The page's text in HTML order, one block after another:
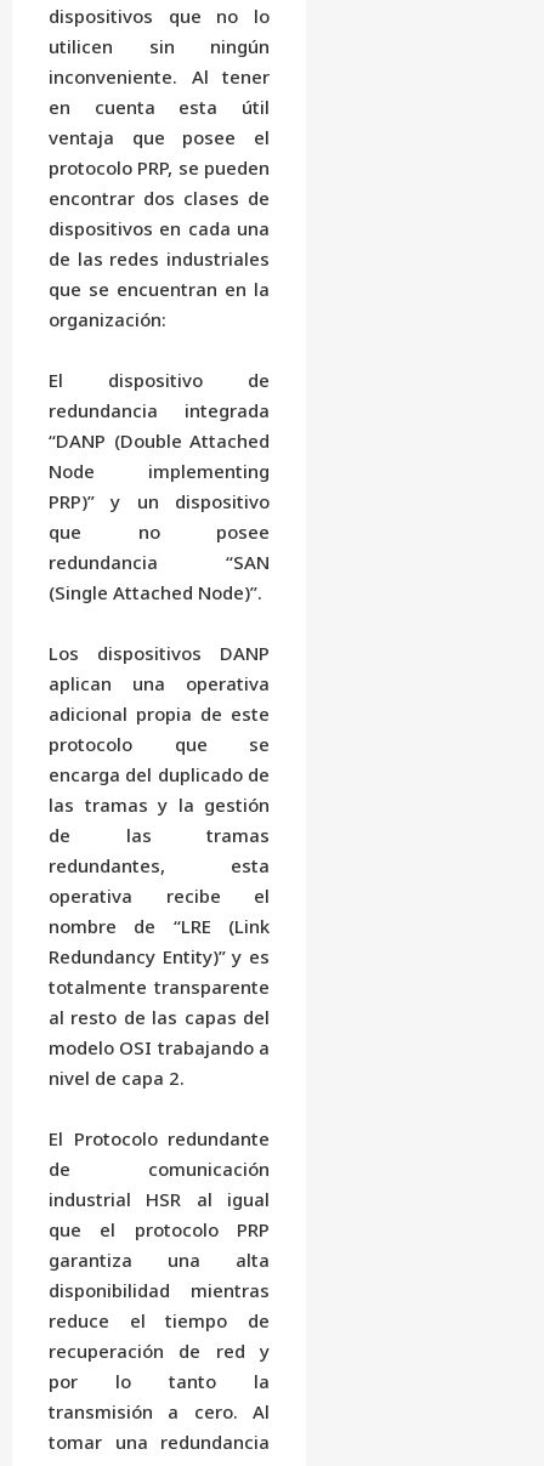
dispositivos que no lo
utilicen sin ningún
inconveniente. Al tener
en cuenta esta útil
ventaja que posee el
protocolo PRP, se pueden
encontrar dos clases de
dispositivos en cada una
de las redes industriales
que se encuentran en la
organización:
El dispositivo de
redundancia integrada
“DANP (Double Attached
Node implementing
PRP)” y un dispositivo
que no posee
redundancia “SAN
(Single Attached Node)”.
Los dispositivos DANP
aplican una operativa
adicional propia de este
protocolo que se
encarga del duplicado de
las tramas y la gestión
de las tramas
redundantes, esta
operativa recibe el
nombre de “LRE (Link
Redundancy Entity)” y es
totalmente transparente
al resto de las capas del
modelo OSI trabajando a
nivel de capa 2.
El Protocolo redundante
de comunicación
industrial HSR al igual
que el protocolo PRP
garantiza una alta
disponibilidad mientras
reduce el tiempo de
recuperación de red y
por lo tanto la
transmisión a cero. Al
tomar una redundancia